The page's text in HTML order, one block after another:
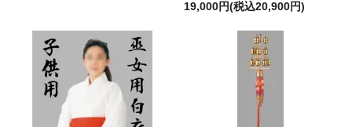
19,000円(税込20,900円)